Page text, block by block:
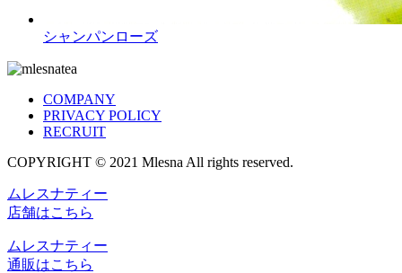
シャンパンローズ
COMPANY
PRIVACY POLICY
RECRUIT
COPYRIGHT © 2021 Mlesna All rights reserved.
ムレスナティー
店舗はこちら
ムレスナティー
通販はこちら